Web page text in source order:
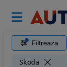
Filtreaza
Skoda